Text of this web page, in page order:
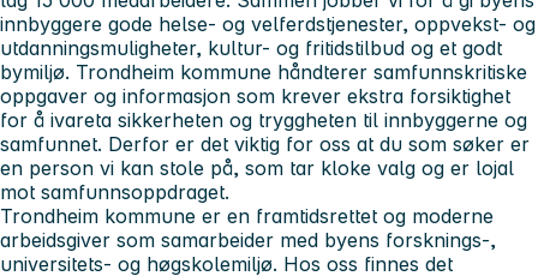
innbyggere gode helse- og velferdstjenester, oppvekst- og
utdanningsmuligheter, kultur- og fritidstilbud og et godt
bymiljø. Trondheim kommune håndterer samfunnskritiske
oppgaver og informasjon som krever ekstra forsiktighet
for å ivareta sikkerheten og tryggheten til innbyggerne og
samfunnet. Derfor er det viktig for oss at du som søker er
en person vi kan stole på, som tar kloke valg og er lojal
mot samfunnsoppdraget.
Trondheim kommune er en framtidsrettet og moderne
arbeidsgiver som samarbeider med byens forsknings-,
universitets- og høgskolemiljø. Hos oss finnes det